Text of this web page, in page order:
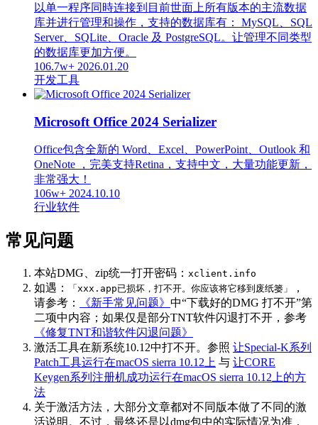
以单一程序同時连接到目前世面上所有版本的主流数据
库并进行管理和操作，支持的数据库有： MySQL、SQL
Server、SQLite、Oracle 及 PostgreSQL。让管理不同类型
的数据库更加方便。
106.7w+ 2026.01.20
开发工具
Microsoft Office 2024 Serializer
Office包含全新的 Word、Excel、PowerPoint、Outlook 和
OneNote ，完美支持Retina，支持中文，大量功能更新，
非常强大！
106w+ 2024.10.10
行业软件
常见问题
本站DMG、zip统一打开密码： xclient.info
如遇： 「xxx.app已损坏，打不开。你应该将它移到废纸篓」
，
请参考：
《新手常见问题》 中“下载好的DMG 打不开”第
二项中内容；如果仅是部分TNT软件闪退打不开，参考
《修复TNT和谐软件闪退问题》
激活工具在新系统10.12中打不开。参照 让Special-K系列
Patch工具运行在macOS sierra 10.12上 与 让CORE
Keygen系列注册机成功运行在macOS sierra 10.12上的方
法
关于激活方法，大部分文章都对不同版本做了不同的激
活说明。不过，最终还是以dmg包中的实际情况为准，